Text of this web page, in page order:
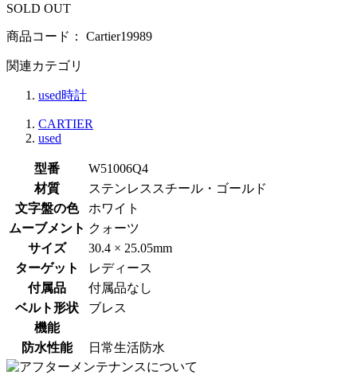
SOLD OUT
商品コード： Cartier19989
関連カテゴリ
used時計
CARTIER
used
型番
W51006Q4
材質
ステンレススチール・ゴールド
文字盤の色
ホワイト
ムーブメント クォーツ
サイズ
30.4 × 25.05mm
ターゲット
レディース
付属品
付属品なし
ベルト形状
ブレス
機能
防水性能
日常生活防水